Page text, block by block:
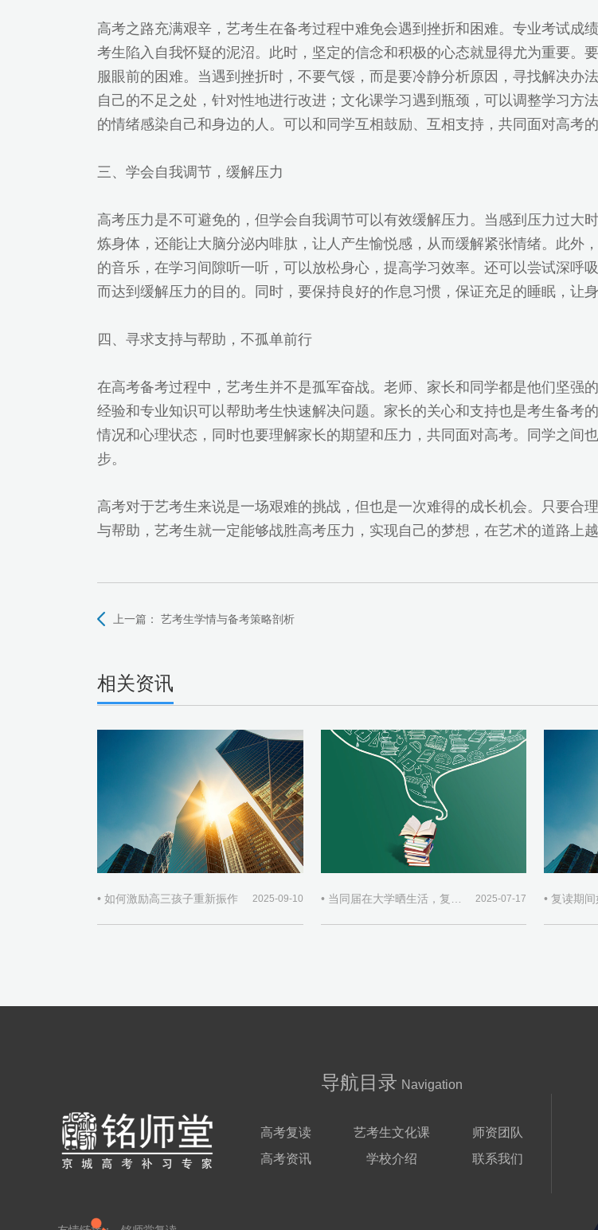
高考之路充满艰辛，艺考生在备考过程中难免会遇到挫折和困难。专业考试成
考生陷入自我怀疑的泥沼。此时，坚定的信念和积极的心态就显得尤为重要。
服眼前的困难。当遇到挫折时，不要气馁，而是要冷静分析原因，寻找解决办
自己的不足之处，针对性地进行改进；文化课学习遇到瓶颈，可以调整学习方
的情绪感染自己和身边的人。可以和同学互相鼓励、互相支持，共同面对高考的
三、学会自我调节，缓解压力
高考压力是不可避免的，但学会自我调节可以有效缓解压力。当感到压力过大
炼身体，还能让大脑分泌内啡肽，让人产生愉悦感，从而缓解紧张情绪。此外
的音乐，在学习间隙听一听，可以放松身心，提高学习效率。还可以尝试深呼
而达到缓解压力的目的。同时，要保持良好的作息习惯，保证充足的睡眠，让
四、寻求支持与帮助，不孤单前行
在高考备考过程中，艺考生并不是孤军奋战。老师、家长和同学都是他们坚强
经验和专业知识可以帮助考生快速解决问题。家长的关心和支持也是考生备考
情况和心理状态，同时也要理解家长的期望和压力，共同面对高考。同学之间
步。
高考对于艺考生来说是一场艰难的挑战，但也是一次难得的成长机会。只要合
与帮助，艺考生就一定能够战胜高考压力，实现自己的梦想，在艺术的道路上越
上一篇： 艺考生学情与备考策略剖析
相关资讯
• 如何激励高三孩子重新振作 2025-09-10 2025-07-17
导航目录 Navigation
高考复读 艺考生文化课
师资团队
高考资讯
学校介绍 联系我们